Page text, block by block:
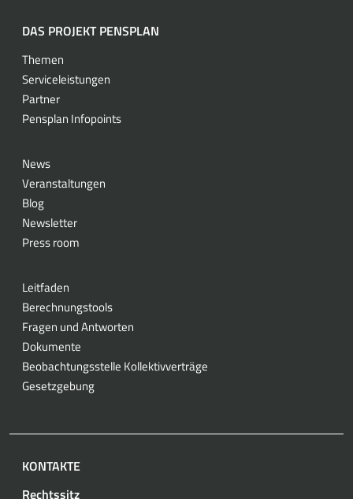
DAS PROJEKT PENSPLAN
Themen
Serviceleistungen
Partner
Pensplan Infopoints
News
Veranstaltungen
Blog
Newsletter
Press room
Leitfaden
Berechnungstools
Fragen und Antworten
Dokumente
Beobachtungsstelle Kollektivverträge
Gesetzgebung
KONTAKTE
Rechtssitz